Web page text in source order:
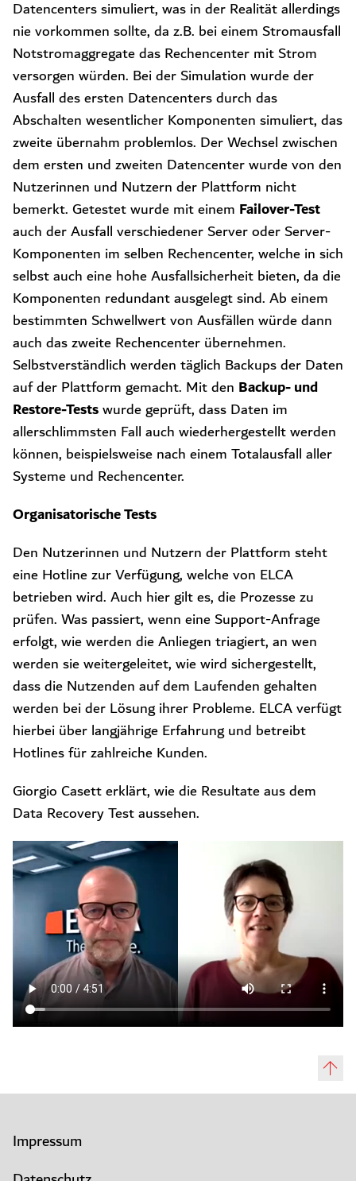
Datencenters simuliert, was in der Realität allerdings
nie vorkommen sollte, da z.B. bei einem Stromausfall
Notstromaggregate das Rechencenter mit Strom
versorgen würden. Bei der Simulation wurde der
Ausfall des ersten Datencenters durch das
Abschalten wesentlicher Komponenten simuliert, das
zweite übernahm problemlos. Der Wechsel zwischen
dem ersten und zweiten Datencenter wurde von den
Nutzerinnen und Nutzern der Plattform nicht
bemerkt. Getestet wurde mit einem Failover-Test
auch der Ausfall verschiedener Server oder Server-
Komponenten im selben Rechencenter, welche in sich
selbst auch eine hohe Ausfallsicherheit bieten, da die
Komponenten redundant ausgelegt sind. Ab einem
bestimmten Schwellwert von Ausfällen würde dann
auch das zweite Rechencenter übernehmen.
Selbstverständlich werden täglich Backups der Daten
auf der Plattform gemacht. Mit den Backup- und
Restore-Testswurde geprüft, dass Daten im
allerschlimmsten Fall auch wiederhergestellt werden
können, beispielsweise nach einem Totalausfall aller
Systeme und Rechencenter.
Organisatorische Tests
Den Nutzerinnen und Nutzern der Plattform steht
eine Hotline zur Verfügung, welche von ELCA
betrieben wird. Auch hier gilt es, die Prozesse zu
prüfen. Was passiert, wenn eine Support-Anfrage
erfolgt, wie werden die Anliegen triagiert, an wen
werden sie weitergeleitet, wie wird sichergestellt,
dass die Nutzenden auf dem Laufenden gehalten
werden bei der Lösung ihrer Probleme. ELCA verfügt
hierbei über langjährige Erfahrung und betreibt
Hotlines für zahlreiche Kunden.
Giorgio Casett erklärt, wie die Resultate aus dem
Data Recovery Test aussehen.
Impressum